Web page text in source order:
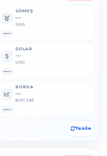
GÜMÜŞ
—
GAG
—
DOLAR
—
USD
—
BORSA
—
BIST 100
—
Yenile